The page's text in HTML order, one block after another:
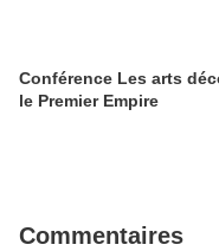
Conférence Les arts
le Premier Empire
Commentaires